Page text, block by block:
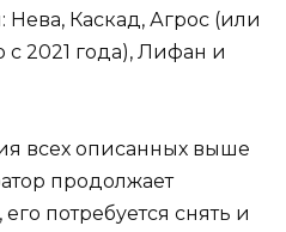
Нева, Каскад, Агрос (или
с 2021 года), Лифан и
всех описанных выше
продолжает
потребуется снять и